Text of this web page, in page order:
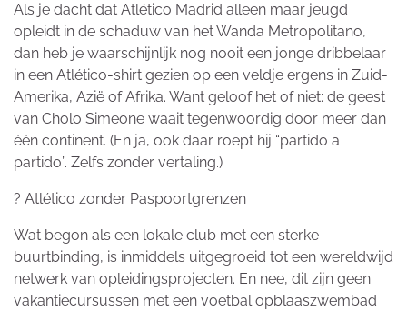
Als je dacht dat Atlético Madrid alleen maar jeugd
opleidt in de schaduw van het Wanda Metropolitano,
dan heb je waarschijnlijk nog nooit een jonge dribbelaar
in een Atlético-shirt gezien op een veldje ergens in Zuid-
Amerika, Azië of Afrika. Want geloof het of niet: de geest
van Cholo Simeone waait tegenwoordig door meer dan
één continent. (En ja, ook daar roept hij “partido a
partido”. Zelfs zonder vertaling.)
? Atlético zonder Paspoortgrenzen
Wat begon als een lokale club met een sterke
buurtbinding, is inmiddels uitgegroeid tot een wereldwijd
netwerk van opleidingsprojecten. En nee, dit zijn geen
vakantiecursussen met een voetbal opblaaszwembad